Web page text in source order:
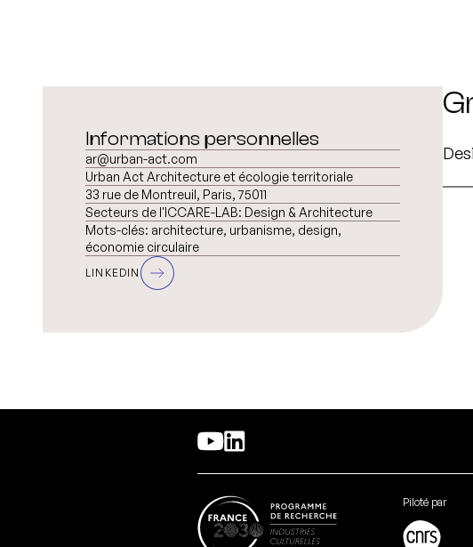
Informations personnelles
ar@urban-act.com
Urban Act Architecture et écologie territoriale
33 rue de Montreuil, Paris, 75011
Secteurs de l'ICCARE-LAB: Design & Architecture
Mots-clés: architecture, urbanisme, design,
économie circulaire
LINKEDIN
Piloté par